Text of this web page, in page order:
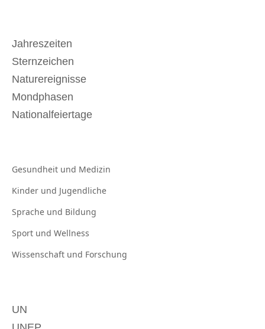
Jahreszeiten
Sternzeichen
Naturereignisse
Mondphasen
Nationalfeiertage
Gesundheit und Medizin
Kinder und Jugendliche
Sprache und Bildung
Sport und Wellness
Wissenschaft und Forschung
UN